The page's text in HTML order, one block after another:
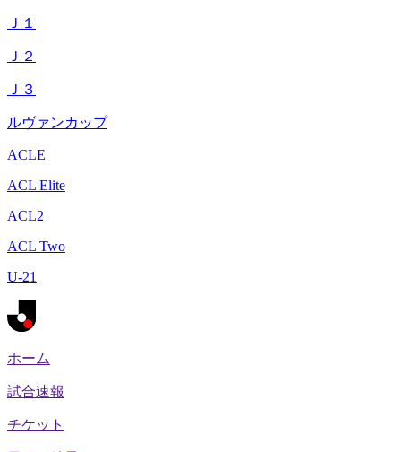
Ｊ１
Ｊ２
Ｊ３
ルヴァンカップ
ACLE
ACL Elite
ACL2
ACL Two
U-21
ホーム
試合速報
チケット